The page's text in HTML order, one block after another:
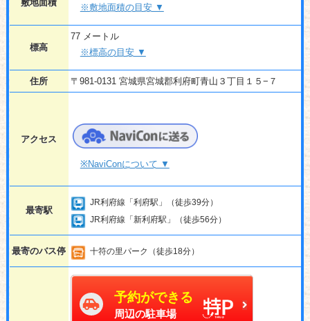
敷地面積
※敷地面積の目安 ▼
標高
77 メートル
※標高の目安 ▼
住所 〒981-0131 宮城県宮城郡利府町青山３丁目１５−７
アクセス
※NaviConについて ▼
最寄駅
JR利府線「利府駅」（徒歩39分）
JR利府線「新利府駅」（徒歩56分）
最寄のバス停 十符の里パーク（徒歩18分）
予約ができる
周辺の駐車場